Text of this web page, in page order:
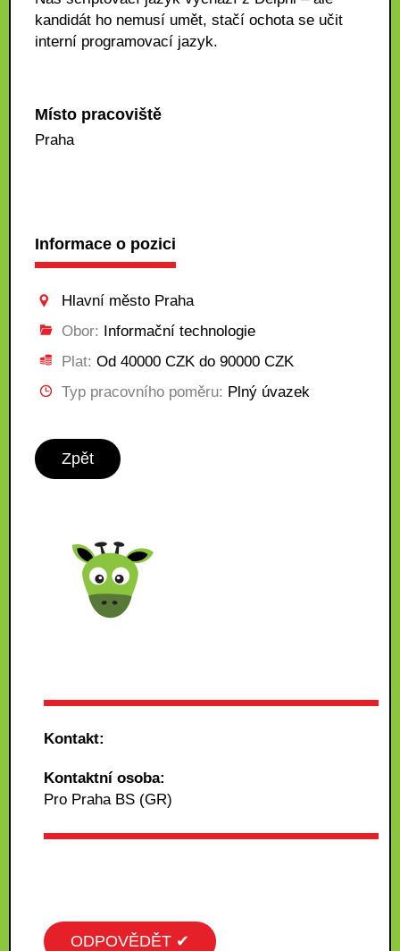
kandidát ho nemusí umět, stačí ochota se učit
interní programovací jazyk.
Místo pracoviště
Praha
Informace o pozici
Hlavní město Praha
Obor: Informační technologie
Plat: Od 40000 CZK do 90000 CZK
Typ pracovního poměru: Plný úvazek
Zpět
Kontakt:
Kontaktní osoba:
Pro Praha BS (GR)
ODPOVĚDĚT ✔